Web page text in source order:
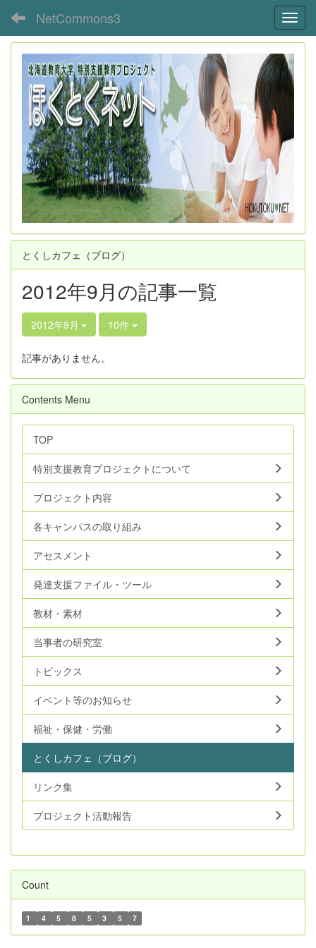
NetCommons3
とくしカフェ（ブログ）
2012年9月の記事一覧
2012年9月 10件
記事がありません。
Contents Menu
TOP
特別支援教育プロジェクトについて
プロジェクト内容
各キャンパスの取り組み
アセスメント
発達支援ファイル・ツール
教材・素材
当事者の研究室
トピックス
イベント等のお知らせ
福祉・保健・労働
とくしカフェ（ブログ）
リンク集
プロジェクト活動報告
Count
1 4 5 8 5 3 5 7